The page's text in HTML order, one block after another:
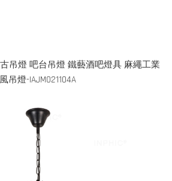
古吊燈 吧台吊燈 鐵藝酒吧燈具 麻繩工業
風吊燈-IAJM021104A